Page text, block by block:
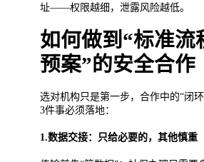
址——权限越细，泄露风险越低。
如何做到“标准流
预案”的安全合作
选对机构只是第一步，合作中的“闭
3件事必须落地：
1.数据交接：只给必要的，其他慎重